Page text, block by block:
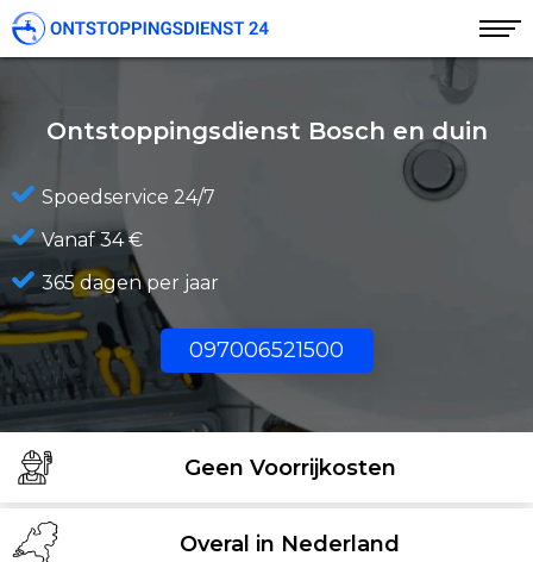
Ontstoppingsdienst Bosch en duin
Spoedservice 24/7
Vanaf 34 €
365 dagen per jaar
097006521500
Geen Voorrijkosten
Overal in Nederland